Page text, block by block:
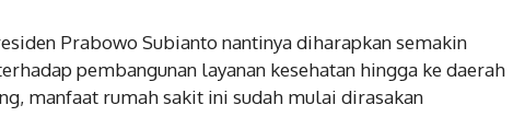
Prabowo Subianto nantinya diharapkan semakin
pembangunan layanan kesehatan hingga ke daerah
manfaat rumah sakit ini sudah mulai dirasakan